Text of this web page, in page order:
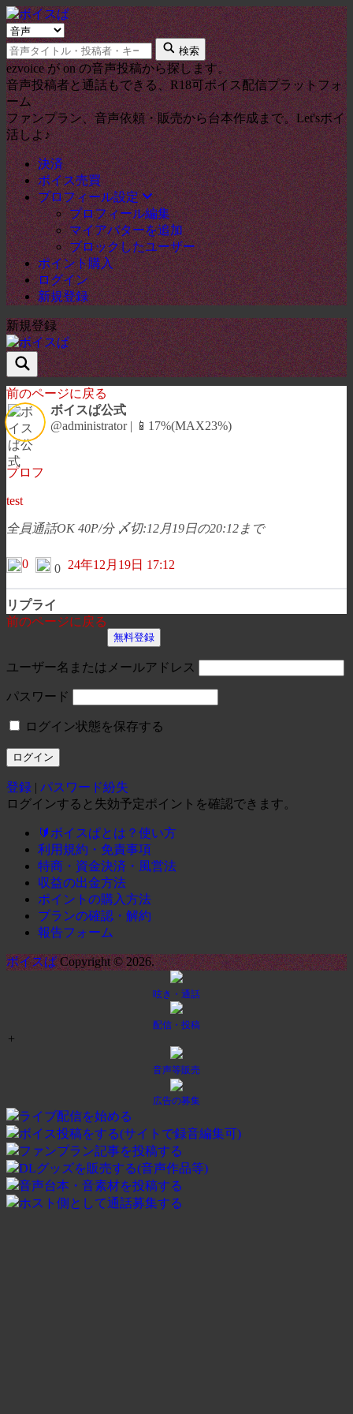
検
索
タ
イ
プ
キ
ー
ワ
ー
ド
検索
ezvoice が on の音声投稿から探します。
音声投稿者と通話もできる、R18可ボイス配信プラットフォ
ーム
ファンプラン、音声依頼・販売から台本作成まで。Let'sボイ
活しよ♪
決済
ボイス売買
プロフィール設定
プロフィール編集
マイアバターを追加
ブロックしたユーザー
ポイント購入
ログイン
新規登録
新規登録
前のページに戻る
プロフ
ボイスぱ公式
@administrator | 📱17%(MAX23%)
test
全員通話OK 40P/分 〆切:12月19日の20:12まで
0 0 24年12月19日 17:12
リプライ
前のページに戻る
無料登録
ユーザー名またはメールアドレス
パスワード
ログイン状態を保存する
登録 | パスワード紛失
ログインすると失効予定ポイントを確認できます。
🔰ボイスぱとは？使い方
利用規約・免責事項
特商・資金決済・風営法
収益の出金方法
ポイントの購入方法
プランの確認・解約
報告フォーム
ボイスぱCopyright © 2026.
呟き・通話
配信・投稿
+
音声等販売
広告の募集
ライブ配信を始める
ボイス投稿をする(サイトで録音編集可)
ファンプラン記事を投稿する
DLグッズを販売する(音声作品等)
音声台本・音素材を投稿する
ホスト側として通話募集する